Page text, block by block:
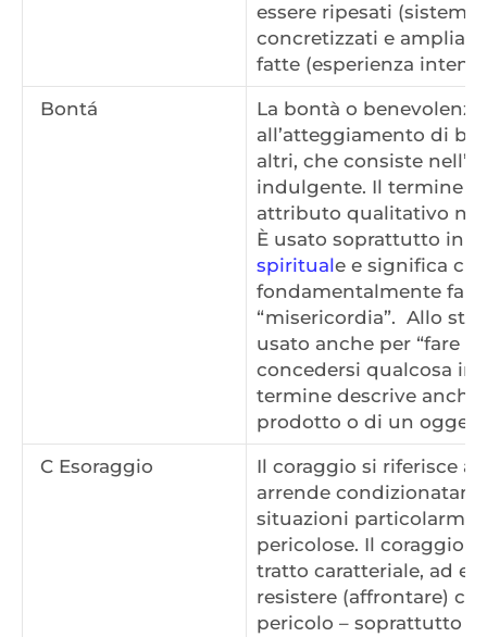
essere ripesati
concretizzati e ampliati,
fatte (esperienza
Bontá
La bontà o
all’atteggiamento di
altri, che consiste
indulgente. Il termine
attributo qualitativo nel
È usato soprattutto in
spirituale e significa
fondamentalmente fare
“misericordia”. Allo
usato anche per “fare
concedersi qualcosa in
termine descrive
prodotto o di un
C Esoraggio
Il coraggio si riferisce a
arrende
situazioni
pericolose. Il coraggio
tratto caratteriale, ad
resistere (affrontare)
pericolo – soprattutto